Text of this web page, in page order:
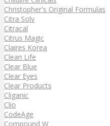
Christopher's Original Formulas
Citra Solv
Citracal
Citrus Magic
Claires Korea
Clean Life
Clear Blue
Clear Eyes
Clear Products
Cliganic
Clio
CodeAge
Compound W